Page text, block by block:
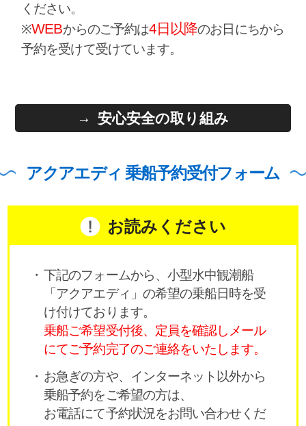
ください。
※WEBからのご予約は4日以降のお日にちから
予約を受けて受けています。
安心安全の取り組み
アクアエディ 乗船予約受付フォーム
お読みください
下記のフォームから、小型水中観潮船
「アクアエディ」の希望の乗船日時を受
け付けております。
乗船ご希望受付後、定員を確認しメール
にてご予約完了のご連絡をいたします。
お急ぎの方や、インターネット以外から
乗船予約をご希望の方は、
お電話にて予約状況をお問い合わせくだ